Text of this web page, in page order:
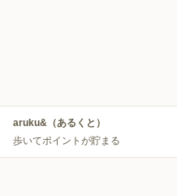
aruku&（あるくと）
歩いてポイントが貯まる